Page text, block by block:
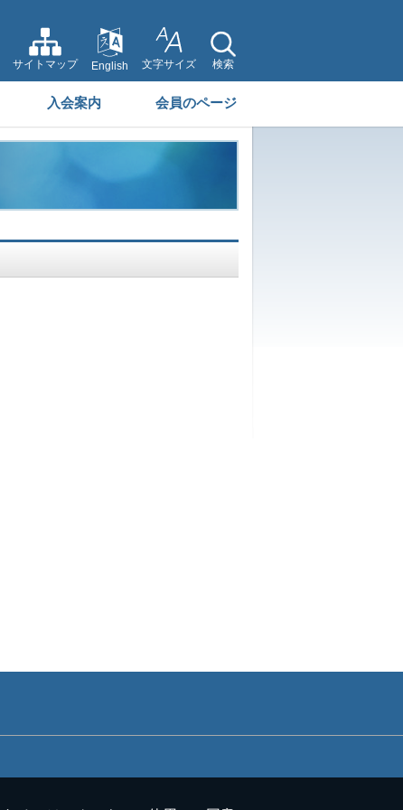
サイトマップ English 文字サイズ 検索
入会案内 会員のページ